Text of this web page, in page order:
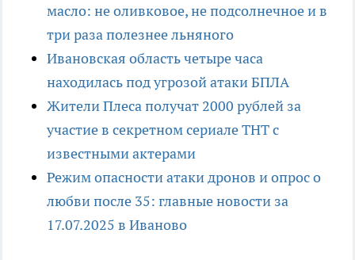
масло: не оливковое, не подсолнечное и в
три раза полезнее льняного
Ивановская область четыре часа
находилась под угрозой атаки БПЛА
Жители Плеса получат 2000 рублей за
участие в секретном сериале ТНТ с
известными актерами
Режим опасности атаки дронов и опрос о
любви после 35: главные новости за
17.07.2025 в Иваново